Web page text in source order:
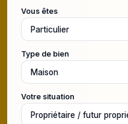
Vous êtes
Type de bien
Votre situation